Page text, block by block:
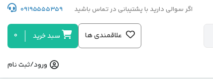
اگر سوالی دارید با پشتیبانی در تماس باشید 09195555359
علاقمندی ها سبد خرید 0
ورود/ثبت نام